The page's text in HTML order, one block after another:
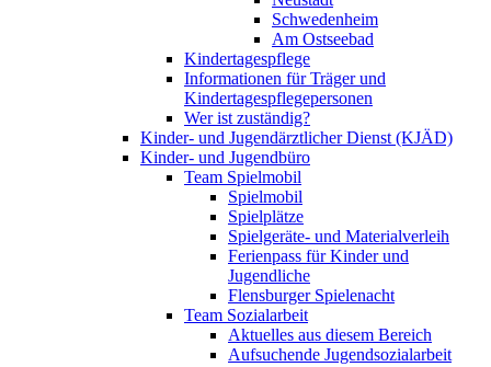
Schwedenheim
Am Ostseebad
Kindertagespflege
Informationen für Träger und
Kindertagespflegepersonen
Wer ist zuständig?
Kinder- und Jugendärztlicher Dienst (KJÄD)
Kinder- und Jugendbüro
Team Spielmobil
Spielmobil
Spielplätze
Spielgeräte- und Materialverleih
Ferienpass für Kinder und
Jugendliche
Flensburger Spielenacht
Team Sozialarbeit
Aktuelles aus diesem Bereich
Aufsuchende Jugendsozialarbeit